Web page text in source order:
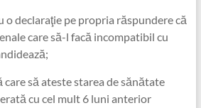
o declaraţie pe propria răspundere că
care să-l facă incompatibil cu
să ateste starea de sănătate
cu cel mult 6 luni anterior